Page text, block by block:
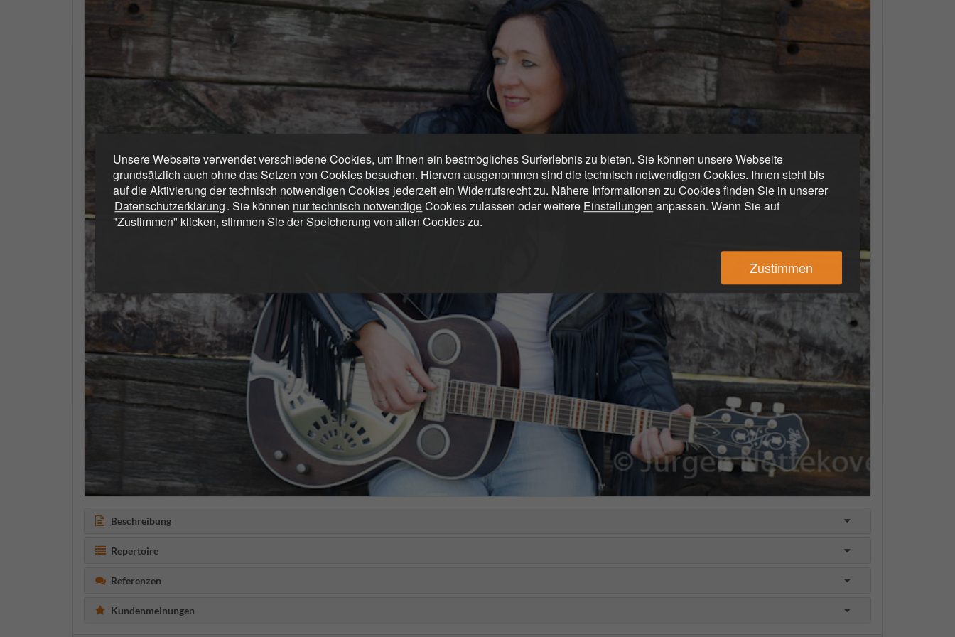
Unsere Webseite verwendet verschiedene Cookies, um Ihnen ein bestmögliches Surferlebnis zu bieten. Sie können unsere Webseite
grundsätzlich auch ohne das Setzen von Cookies besuchen. Hiervon ausgenommen sind die technisch notwendigen Cookies. Ihnen steht bis
auf die Aktivierung der technisch notwendigen Cookies jederzeit ein Widerrufsrecht zu. Nähere Informationen zu Cookies finden Sie in unserer
Datenschutzerklärung. Sie können nur technisch notwendigeCookies zulassen oder weitere Einstellungen anpassen. Wenn Sie auf
"Zustimmen" klicken, stimmen Sie der Speicherung von allen Cookies zu.
Zustimmen
Beschreibung
Repertoire
Referenzen
Kundenmeinungen